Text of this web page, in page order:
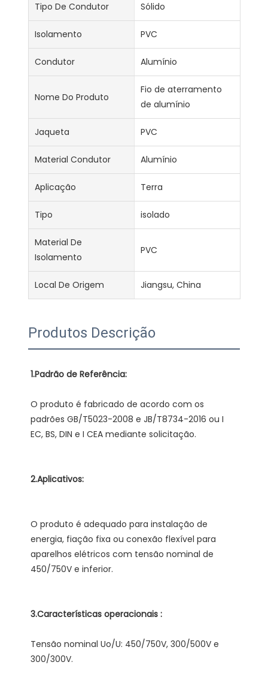
Tipo De Condutor Sólido
Isolamento PVC
Condutor Alumínio
Nome Do Produto
Fio de aterramento
de alumínio
Jaqueta PVC
Material Condutor Alumínio
Aplicação Terra
Tipo isolado
Material De
Isolamento
PVC
Local De Origem Jiangsu, China
Produtos Descrição
O produto é fabricado de acordo com os
padrões GB/T5023-2008 e JB/T8734-2016 ou I
O produto é adequado para instalação de
energia, fiação fixa ou conexão flexível para
aparelhos elétricos com tensão nominal de
Tensão nominal Uo/U: 450/750V, 300/500V e